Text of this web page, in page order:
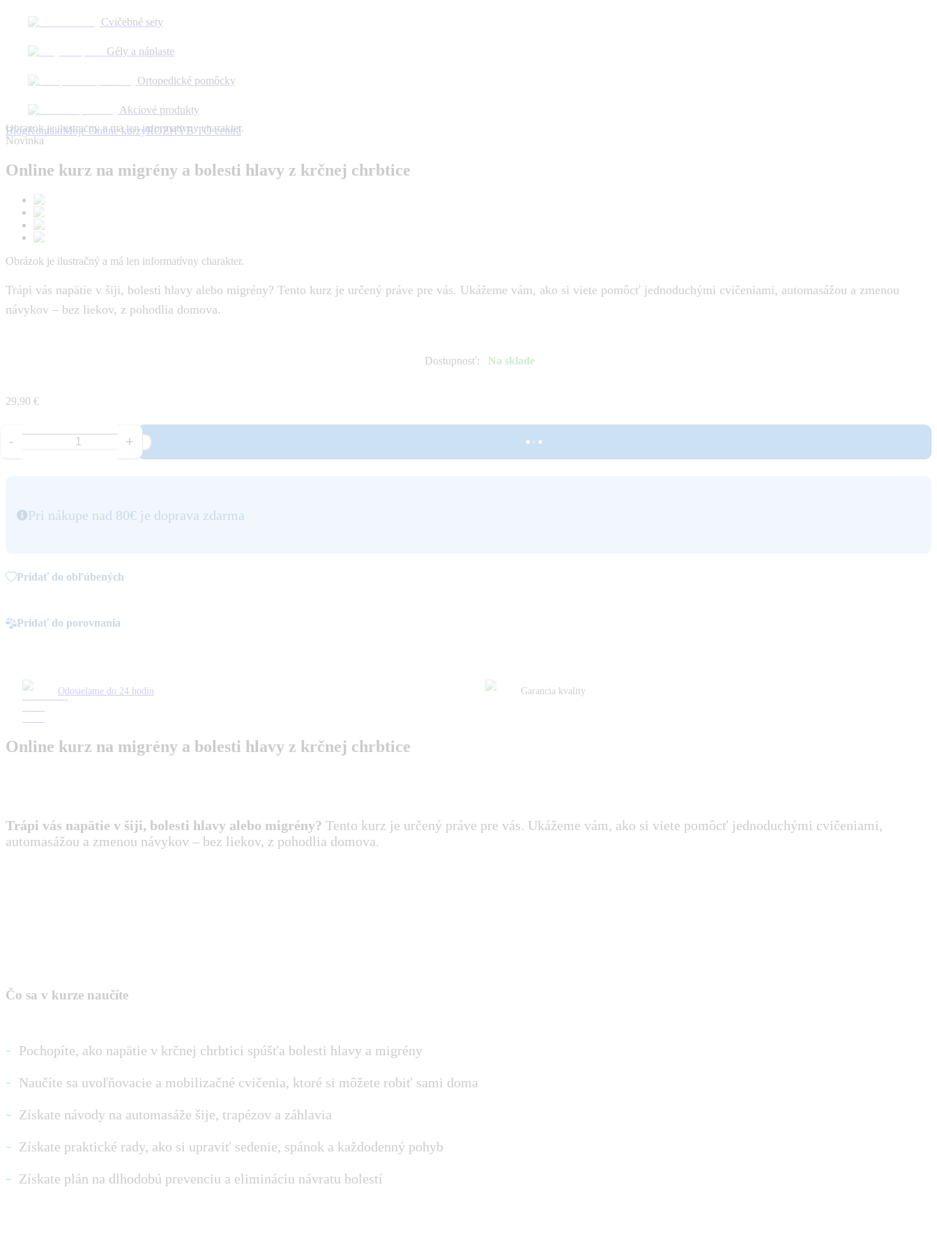
Cvičebné sety
Gély a náplaste
Ortopedické pomôcky
Akciové produkty
BlogKontaktMoje Online kurzyROZHÝB TO centrá
Obrázok je ilustračný a má len informatívny charakter.
Novinka
Online kurz na migrény a bolesti hlavy z krčnej chrbtice
Obrázok je ilustračný a má len informatívny charakter.
Trápi vás napätie v šiji, bolesti hlavy alebo migrény? Tento kurz je určený práve pre vás. Ukážeme vám, ako si viete pomôcť jednoduchými cvičeniami, automasážou a zmenou
návykov – bez liekov, z pohodlia domova.
Dostupnosť: Na sklade
29,90 €
- +
Pri nákupe nad 80€ je doprava zdarma
Pridať do obľúbených
Pridať do porovnania
Odosielame do 24 hodín Garancia kvality
Online kurz na migrény a bolesti hlavy z krčnej chrbtice
Trápi vás napätie v šiji, bolesti hlavy alebo migrény? Tento kurz je určený práve pre vás. Ukážeme vám, ako si viete pomôcť jednoduchými cvičeniami,
automasážou a zmenou návykov – bez liekov, z pohodlia domova.
Čo sa v kurze naučíte
- Pochopíte, ako napätie v krčnej chrbtici spúšťa bolesti hlavy a migrény
- Naučíte sa uvoľňovacie a mobilizačné cvičenia, ktoré si môžete robiť sami doma
- Získate návody na automasáže šije, trapézov a záhlavia
- Získate praktické rady, ako si upraviť sedenie, spánok a každodenný pohyb
- Získate plán na dlhodobú prevenciu a elimináciu návratu bolestí